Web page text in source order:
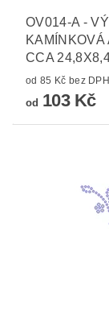
OV014-A -
CCA
od 85 Kč bez DPH
od 103 Kč